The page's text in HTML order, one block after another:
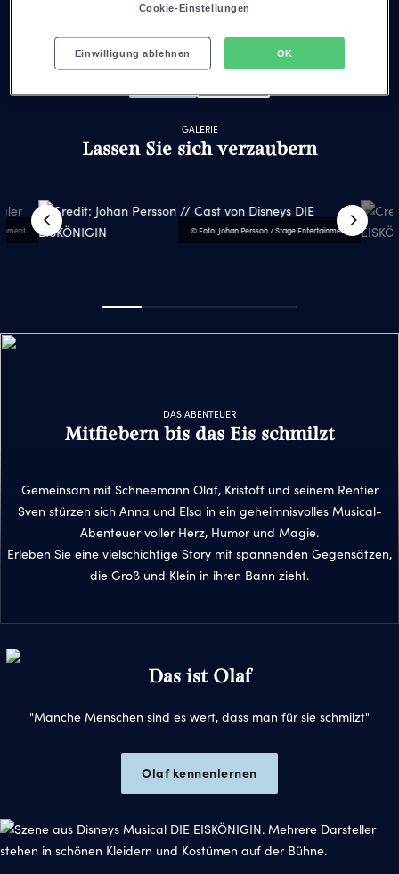
GALERIE
Lassen Sie sich verzaubern
© Foto: Johan Persson / Stage Entertainment
DAS ABENTEUER
Mitfiebern bis das Eis schmilzt
Gemeinsam mit Schneemann Olaf, Kristoff und seinem Rentier
Sven stürzen sich Anna und Elsa in ein geheimnisvolles Musical-
Abenteuer voller Herz, Humor und Magie.
Erleben Sie eine vielschichtige Story mit spannenden Gegensätzen,
die Groß und Klein in ihren Bann zieht.
Das ist Olaf
"Manche Menschen sind es wert, dass man für sie schmilzt"
Olaf kennenlernen
Cookie-Einstellungen
Einwilligung ablehnen OK